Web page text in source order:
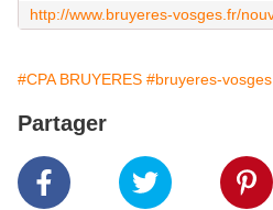
#CPA BRUYERES #bruyeres-vosges
Partager